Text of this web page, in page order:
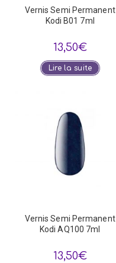
Vernis Semi Permanent
Kodi B01 7ml
13,50€
Lire la suite
Vernis Semi Permanent
Kodi AQ100 7ml
13,50€